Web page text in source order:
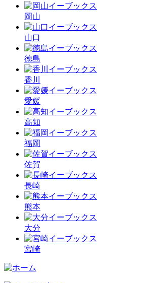
岡山
山口
徳島
香川
愛媛
高知
福岡
佐賀
長崎
熊本
大分
宮崎